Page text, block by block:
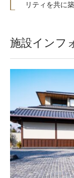
リティを共に
施設インフ